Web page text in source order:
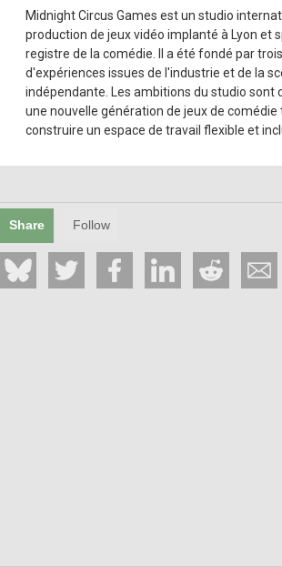
Midnight Circus Games est un studio
production de jeux vidéo implanté à Lyon et
registre de la comédie. Il a été fondé par
d'expériences issues de l'industrie et de la
indépendante. Les ambitions du studio sont
une nouvelle génération de jeux de
construire un espace de travail flexible et
Share Follow